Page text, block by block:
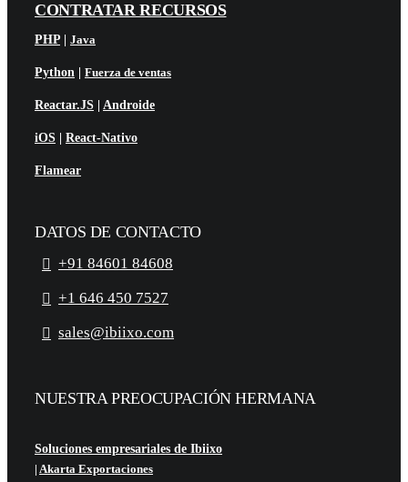
CONTRATAR RECURSOS
PHP| Java
Python| Fuerza de ventas
Reactar.JS| Androide
iOS| React-Nativo
Flamear
DATOS DE CONTACTO
+91 84601 84608
+1 646 450 7527
sales@ibiixo.com
NUESTRA PREOCUPACIÓN HERMANA
Soluciones empresariales de Ibiixo
| Akarta Exportaciones